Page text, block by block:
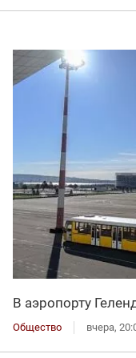
В аэропорту
Общество вчера,